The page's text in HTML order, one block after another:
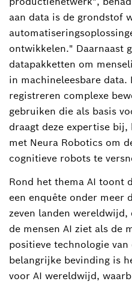
aan data is de grondstof
ontwikkelen." Daarnaast
datapakketten om
in machineleesbare data.
registreren complexe
gebruiken die als basis
draagt deze expertise
met Neura Robotics om
cognitieve robots te
Rond het thema AI toont
een enquête onder meer
zeven landen wereldwijd,
de mensen AI ziet als de
positieve technologie
belangrijke bevinding is
voor AI wereldwijd,